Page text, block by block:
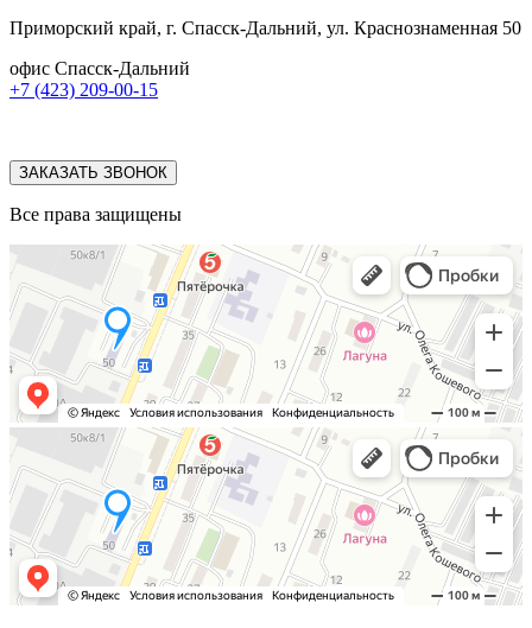
Приморский край, г. Спасск-Дальний, ул. Краснознаменная 50
офис Спасск-Дальний
+7 (423) 209-00-15
ЗАКАЗАТЬ ЗВОНОК
Все права защищены